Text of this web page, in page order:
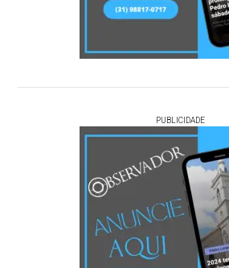
PUBLICIDADE